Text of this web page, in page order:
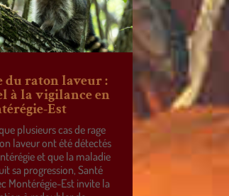
du raton laveur :
à la vigilance en
Est
plusieurs cas de rage
laveur ont été détectés
et que la maladie
sa progression, Santé
Montérégie-Est invite la